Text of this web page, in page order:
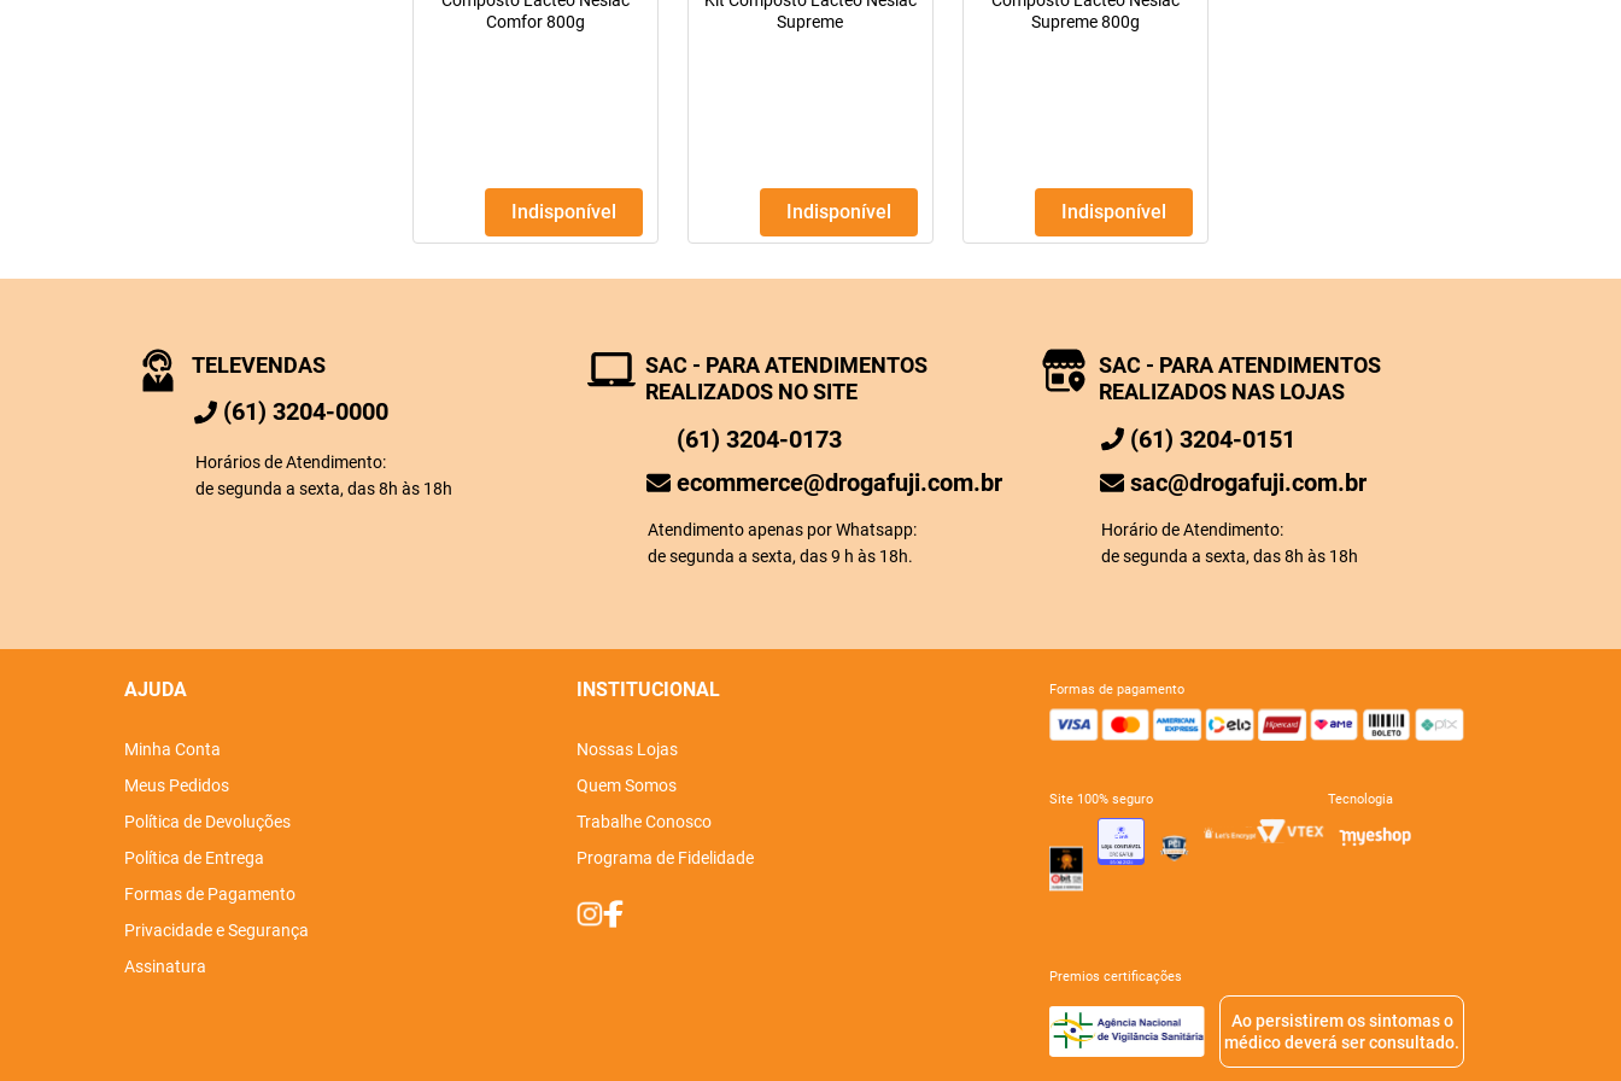
Comfor 800g
Indisponível
Supreme
Indisponível
Supreme 800g
Indisponível
TELEVENDAS
(61) 3204-0000
Horários de Atendimento:
de segunda a sexta, das 8h às 18h
SAC - PARA ATENDIMENTOS
REALIZADOS NO SITE
(61) 3204-0173
ecommerce@drogafuji.com.br
Atendimento apenas por Whatsapp:
de segunda a sexta, das 9 h às 18h.
SAC - PARA ATENDIMENTOS
REALIZADOS NAS LOJAS
(61) 3204-0151
sac@drogafuji.com.br
Horário de Atendimento:
de segunda a sexta, das 8h às 18h
AJUDA
Minha Conta
Meus Pedidos
Política de Devoluções
Política de Entrega
Formas de Pagamento
Privacidade e Segurança
Assinatura
INSTITUCIONAL
Nossas Lojas
Quem Somos
Trabalhe Conosco
Programa de Fidelidade
formas de pagamento
site 100% seguro tecnologia
premios certificações
Ao persistirem os sintomas o
médico deverá ser consultado.